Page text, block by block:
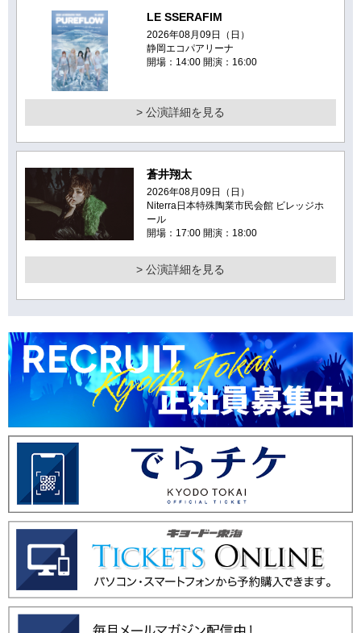
LE SSERAFIM
2026年08月09日（日）
静岡エコパアリーナ
開場：14:00 開演：16:00
> 公演詳細を見る
蒼井翔太
2026年08月09日（日）
Niterra日本特殊陶業市民会館 ビレッジホ
ール
開場：17:00 開演：18:00
> 公演詳細を見る